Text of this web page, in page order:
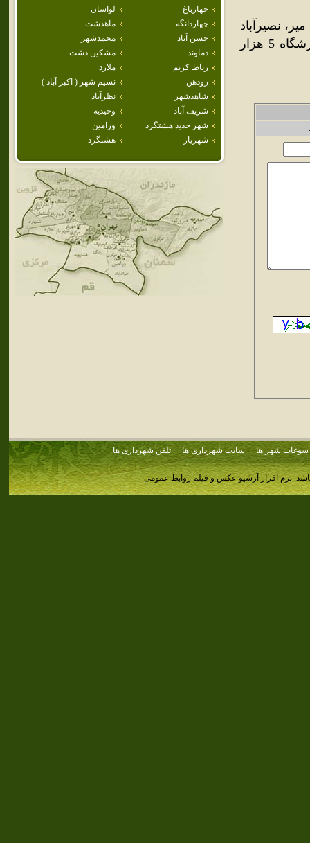
چهارباغ
لواسان
چهاردانگه
ماهدشت
حسن آباد
محمدشهر
دماوند
مشكين دشت
رباط كريم
ملارد
رودهن
نسيم شهر ( اكبر آباد )
شاهدشهر
نظرآباد
شريف آباد
وحيديه
شهر جديد هشتگرد
ورامين
شهريار
هشتگرد
نصيرآباد
به سوي رباط کريم عبور مي‌کند در دست ساخت است.ساخت ورزشگاه 5 هزار
سوغات شهر ها سایت شهرداری ها تلفن شهرداری ها
نرم افزار آرشیو عکس و فیلم روابط عمومی